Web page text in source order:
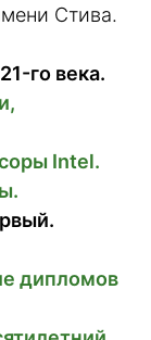
Стива.
го века.
Intel.
дипломов